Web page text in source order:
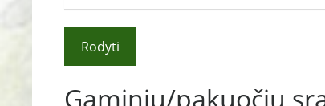
Rodyti
Gaminių/pakuočių